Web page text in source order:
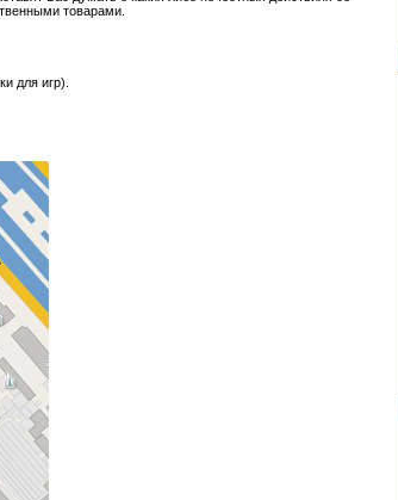
товарами.
для игр).